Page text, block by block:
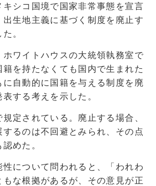
キシコ国境で国家非常事態を宣言
生地主義に基づく制度を廃止す
。
ホワイトハウスの大統領執務室で
を持たなくても国内で生まれた
に自動的に国籍を与える制度を廃
する考えを示した。
定されている。廃止する場合、
るのは不回避とみられ、その点
めた。
性について問われると、「われわ
もな根拠があるが、その意見が正